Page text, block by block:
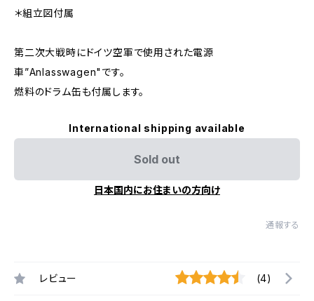
＊組立図付属
第二次大戦時にドイツ空軍で使用された電源
車”Anlasswagen"です。
燃料のドラム缶も付属します。
International shipping available
Sold out
日本国内にお住まいの方向け
通報する
レビュー (4)